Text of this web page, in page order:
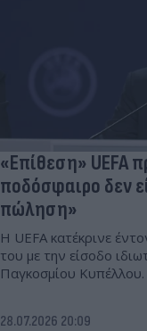
«Επίθεση» UEFA
ποδόσφαιρο δεν
πώληση»
Η UEFA κατέκρινε
του με την είσοδο
Παγκοσμίου Κυπέλλου.
28.07.2026 20:09